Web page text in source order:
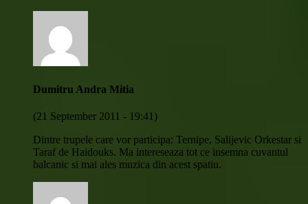
Dumitru Andra Mitia
(21 September 2011 - 19:41)
Dintre trupele care vor participa: Ternipe, Salijevic Orkestar si
Taraf de Haidouks. Ma intereseaza tot ce insemna cuvantul
balcanic si mai ales muzica din acest spatiu.